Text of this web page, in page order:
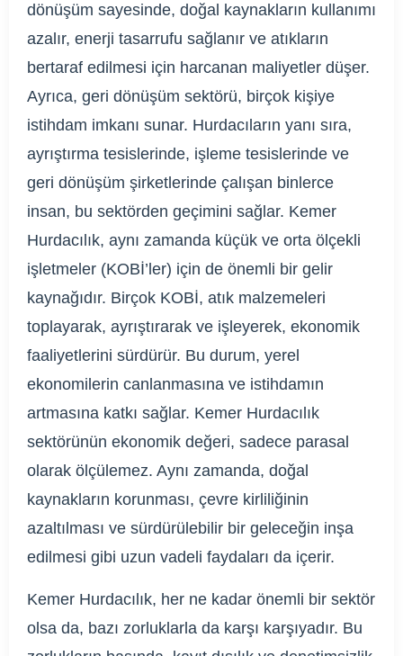
dönüşüm sayesinde, doğal kaynakların kullanımı
azalır, enerji tasarrufu sağlanır ve atıkların
bertaraf edilmesi için harcanan maliyetler düşer.
Ayrıca, geri dönüşüm sektörü, birçok kişiye
istihdam imkanı sunar. Hurdacıların yanı sıra,
ayrıştırma tesislerinde, işleme tesislerinde ve
geri dönüşüm şirketlerinde çalışan binlerce
insan, bu sektörden geçimini sağlar. Kemer
Hurdacılık, aynı zamanda küçük ve orta ölçekli
işletmeler (KOBİ’ler) için de önemli bir gelir
kaynağıdır. Birçok KOBİ, atık malzemeleri
toplayarak, ayrıştırarak ve işleyerek, ekonomik
faaliyetlerini sürdürür. Bu durum, yerel
ekonomilerin canlanmasına ve istihdamın
artmasına katkı sağlar. Kemer Hurdacılık
sektörünün ekonomik değeri, sadece parasal
olarak ölçülemez. Aynı zamanda, doğal
kaynakların korunması, çevre kirliliğinin
azaltılması ve sürdürülebilir bir geleceğin inşa
edilmesi gibi uzun vadeli faydaları da içerir.
Kemer Hurdacılık, her ne kadar önemli bir sektör
olsa da, bazı zorluklarla da karşı karşıyadır. Bu